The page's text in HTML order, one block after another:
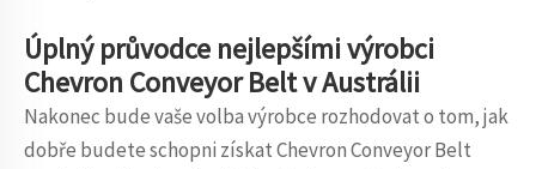
Úplný průvodce nejlepšími výrobci
Chevron Conveyor Belt v Austrálii
Nakonec bude vaše volba výrobce rozhodovat o tom, jak
dobře budete schopni získat Chevron Conveyor Belt